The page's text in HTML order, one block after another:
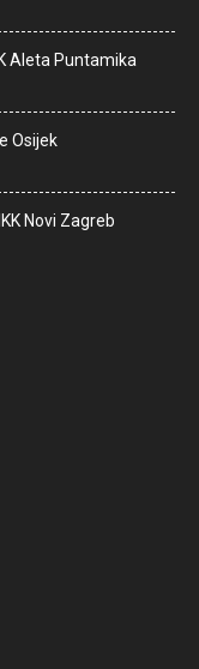
Aleta Puntamika
Osijek
Novi Zagreb